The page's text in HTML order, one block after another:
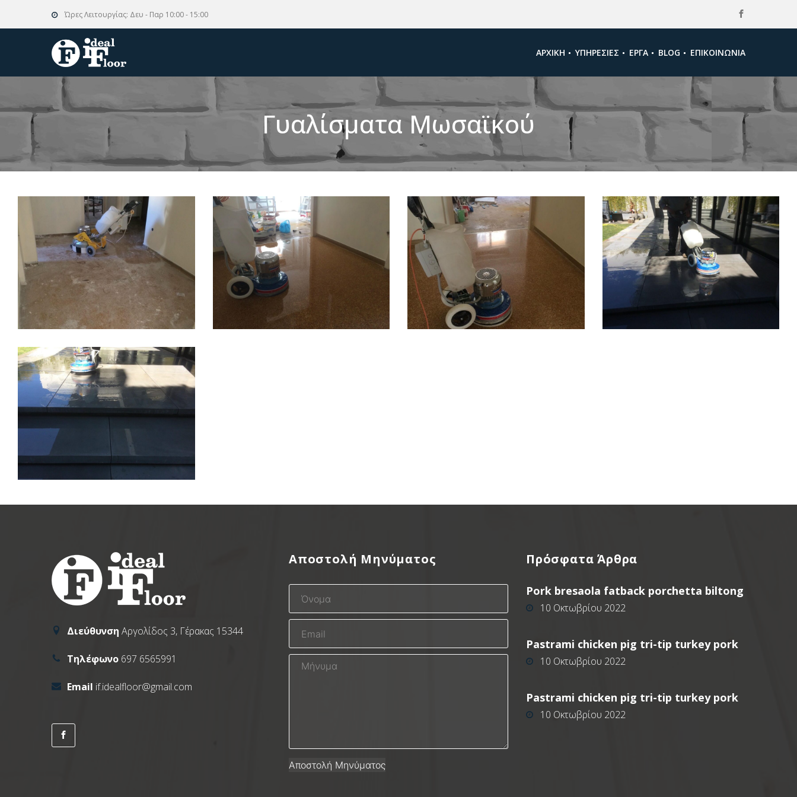
Ώρες Λειτουργίας: Δευ - Παρ 10:00 - 15:00
ΑΡΧΙΚΉ ΥΠΗΡΕΣΊΕΣ ΈΡΓΑ BLOG ΕΠΙΚΟΙΝΩΝΊΑ
Γυαλίσματα Μωσαϊκού
Διεύθυνση Αργολίδος 3, Γέρακας 15344
Τηλέφωνο 697 6565991
Email if.idealfloor@gmail.com
Αποστολή Μηνύματος Πρόσφατα Άρθρα
Pork bresaola fatback porchetta biltong
10 Οκτωβρίου 2022
Pastrami chicken pig tri-tip turkey pork
10 Οκτωβρίου 2022
Pastrami chicken pig tri-tip turkey pork
10 Οκτωβρίου 2022